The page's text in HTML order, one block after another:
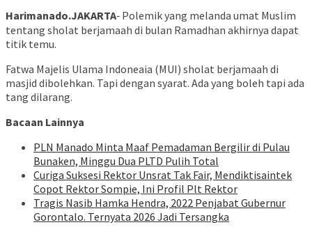
Harimanado.JAKARTA‐ Polemik yang melanda umat Muslim
tentang sholat berjamaah di bulan Ramadhan akhirnya dapat
titik temu.
Fatwa Majelis Ulama Indoneaia (MUI) sholat berjamaah di
masjid dibolehkan. Tapi dengan syarat. Ada yang boleh tapi ada
tang dilarang.
Bacaan Lainnya
PLN Manado Minta Maaf Pemadaman Bergilir di Pulau
Bunaken, Minggu Dua PLTD Pulih Total
Curiga Suksesi Rektor Unsrat Tak Fair, Mendiktisaintek
Copot Rektor Sompie, Ini Profil Plt Rektor
Tragis Nasib Hamka Hendra, 2022 Penjabat Gubernur
Gorontalo. Ternyata 2026 Jadi Tersangka